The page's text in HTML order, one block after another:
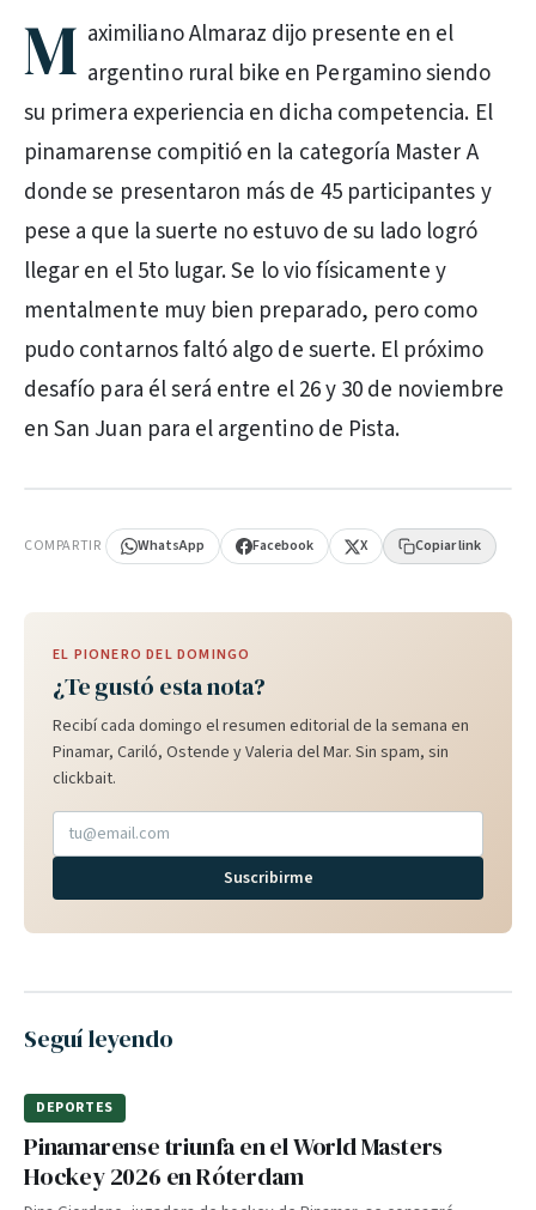
M aximiliano Almaraz dijo presente en el
argentino rural bike en Pergamino siendo
su primera experiencia en dicha competencia. El
pinamarense compitió en la categoría Master A
donde se presentaron más de 45 participantes y
pese a que la suerte no estuvo de su lado logró
llegar en el 5to lugar. Se lo vio físicamente y
mentalmente muy bien preparado, pero como
pudo contarnos faltó algo de suerte. El próximo
desafío para él será entre el 26 y 30 de noviembre
en San Juan para el argentino de Pista.
COMPARTIR WhatsApp Facebook X Copiar link
EL PIONERO DEL DOMINGO
¿Te gustó esta nota?
Recibí cada domingo el resumen editorial de la semana en
Pinamar, Cariló, Ostende y Valeria del Mar. Sin spam, sin
clickbait.
Suscribirme
Seguí leyendo
DEPORTES
Pinamarense triunfa en el World Masters
Hockey 2026 en Róterdam